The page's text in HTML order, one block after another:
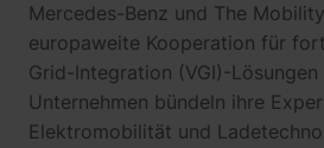
Mercedes-Benz und The
europaweite Kooperation für
Grid-Integration (VGI)-Lösungen
Unternehmen bündeln ihre
Elektromobilität und